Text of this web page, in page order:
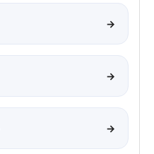
→
→
→